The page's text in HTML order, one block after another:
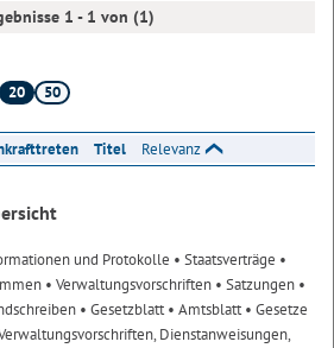
1 - 1 von (1)
20 50
Titel Relevanz
und Protokolle • Staatsverträge •
• Verwaltungsvorschriften • Satzungen •
• Gesetzblatt• Amtsblatt• Gesetze
Dienstanweisungen,